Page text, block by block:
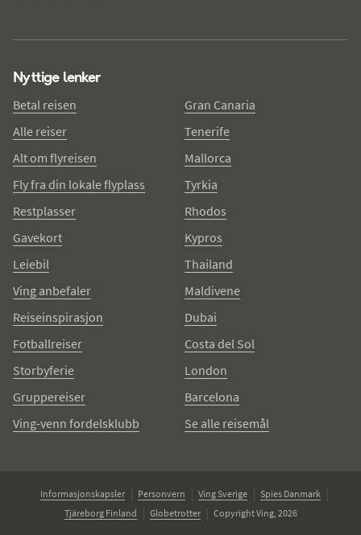
Nyttige lenker
Betal reisen
Alle reiser
Alt om flyreisen
Fly fra din lokale flyplass
Restplasser
Gavekort
Leiebil
Ving anbefaler
Reiseinspirasjon
Fotballreiser
Storbyferie
Gruppereiser
Ving-venn fordelsklubb
Gran Canaria
Tenerife
Mallorca
Tyrkia
Rhodos
Kypros
Thailand
Maldivene
Dubai
Costa del Sol
London
Barcelona
Se alle reisemål
Informasjonskapsler Personvern Ving Sverige
Spies Danmark
Tjäreborg Finland
Globetrotter Copyright Ving, 2026